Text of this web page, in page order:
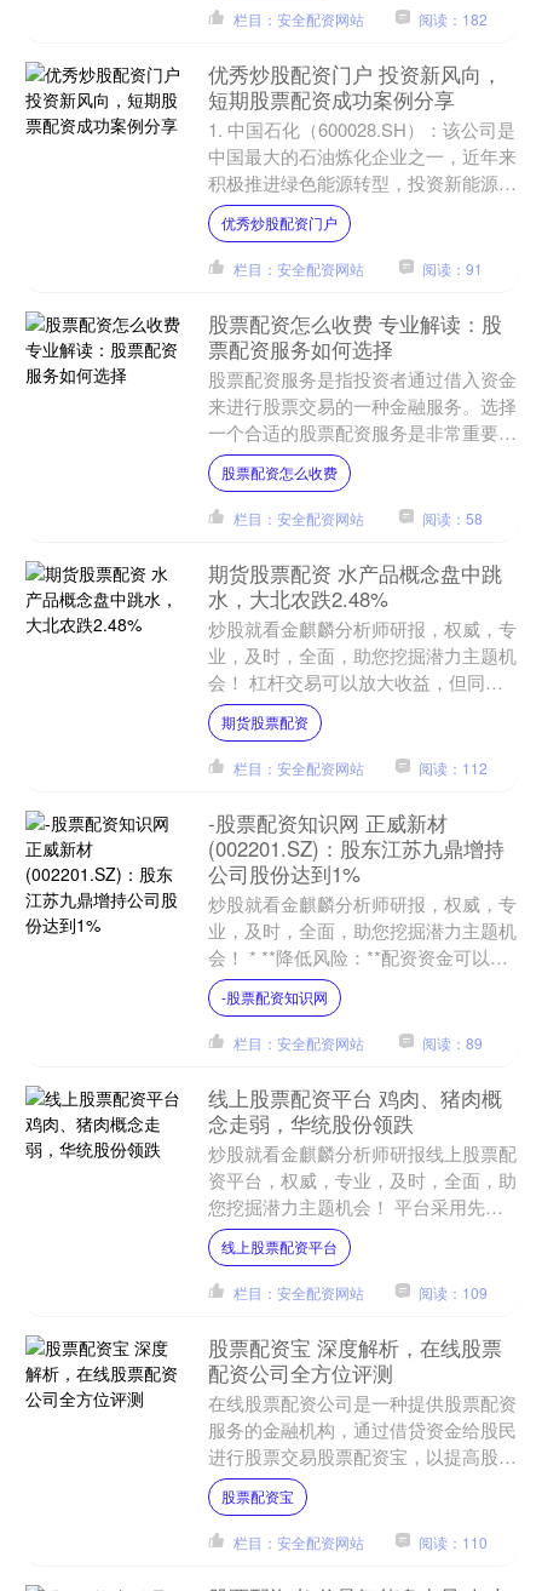
栏目：安全配资网站 阅读：182
优秀炒股配资门户 投资新风向，
短期股票配资成功案例分享
1. 中国石化（600028.SH）：该公司是
中国最大的石油炼化企业之一，近年来
积极推进绿色能源转型，投资新能源项
目，并与国内外知名企业合作开展石化
产业链延伸。....
优秀炒股配资门户
栏目：安全配资网站 阅读：91
股票配资怎么收费 专业解读：股
票配资服务如何选择
股票配资服务是指投资者通过借入资金
来进行股票交易的一种金融服务。选择
一个合适的股票配资服务是非常重要
的，以下是一些专业解读： * **放大收
益：**通过杠杆效应....
股票配资怎么收费
栏目：安全配资网站 阅读：58
期货股票配资 水产品概念盘中跳
水，大北农跌2.48%
炒股就看金麒麟分析师研报，权威，专
业，及时，全面，助您挖掘潜力主题机
会！ 杠杆交易可以放大收益，但同时
也增加了风险。如果股票价格下跌，投
资者将面临更大的亏损。因....
期货股票配资
栏目：安全配资网站 阅读：112
-股票配资知识网 正威新材
(002201.SZ)：股东江苏九鼎增持
公司股份达到1%
炒股就看金麒麟分析师研报，权威，专
业，及时，全面，助您挖掘潜力主题机
会！ * **降低风险：**配资资金可以分
散投资组合的风险，降低单一投资的损
失风险。 202....
-股票配资知识网
栏目：安全配资网站 阅读：89
线上股票配资平台 鸡肉、猪肉概
念走弱，华统股份领跌
炒股就看金麒麟分析师研报线上股票配
资平台，权威，专业，及时，全面，助
您挖掘潜力主题机会！ 平台采用先进
的风控系统，严格把控风险，保障资金
安全。同时，平台与多家银....
线上股票配资平台
栏目：安全配资网站 阅读：109
股票配资宝 深度解析，在线股票
配资公司全方位评测
在线股票配资公司是一种提供股票配资
服务的金融机构，通过借贷资金给股民
进行股票交易股票配资宝，以提高股民
的交易能力和收益。由于配资的风险较
高，选择一家可靠的在线股....
股票配资宝
栏目：安全配资网站 阅读：110